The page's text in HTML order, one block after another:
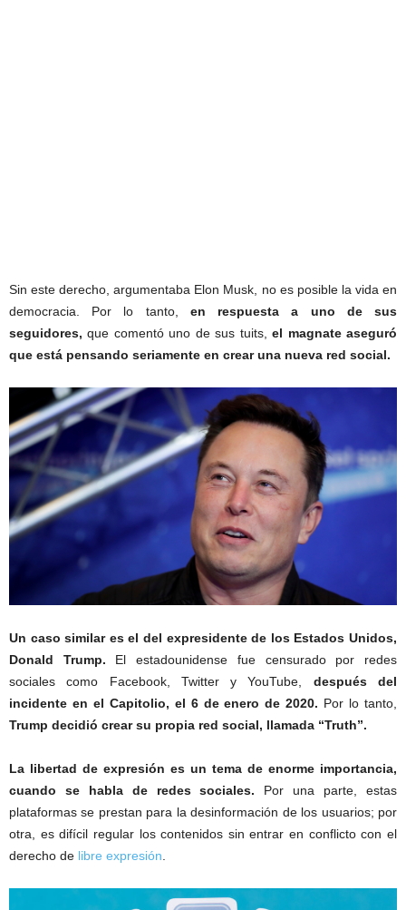
Sin este derecho, argumentaba Elon Musk, no es posible la vida en
democracia. Por lo tanto, en respuesta a uno de sus
seguidores, que comentó uno de sus tuits,el magnate aseguró
que está pensando seriamente en crear una nueva red social.
Un caso similar es el del expresidente de los Estados Unidos,
Donald Trump. El estadounidense fue censurado por redes
sociales como Facebook, Twitter y YouTube, después del
incidente en el Capitolio, el 6 de enero de 2020. Por lo tanto,
Trump decidió crear su propia red social, llamada “Truth”.
La libertad de expresión es un tema de enorme importancia,
cuando se habla de redes sociales. Por una parte, estas
plataformas se prestan para la desinformación de los usuarios; por
otra, es difícil regular los contenidos sin entrar en conflicto con el
derecho de libre expresión.